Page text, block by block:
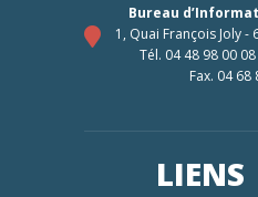
Bureau
1, Quai François Joly -
Tél. 04 48 98 00
Fax. 04 68
LIENS